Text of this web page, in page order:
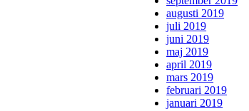
augusti 2019
juli 2019
juni 2019
maj 2019
april 2019
mars 2019
februari 2019
januari 2019